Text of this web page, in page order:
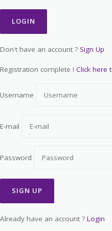
Don't have an account ? Sign Up
Registration complete ! Click here
Username
E-mail
Password
Already have an account ? Login